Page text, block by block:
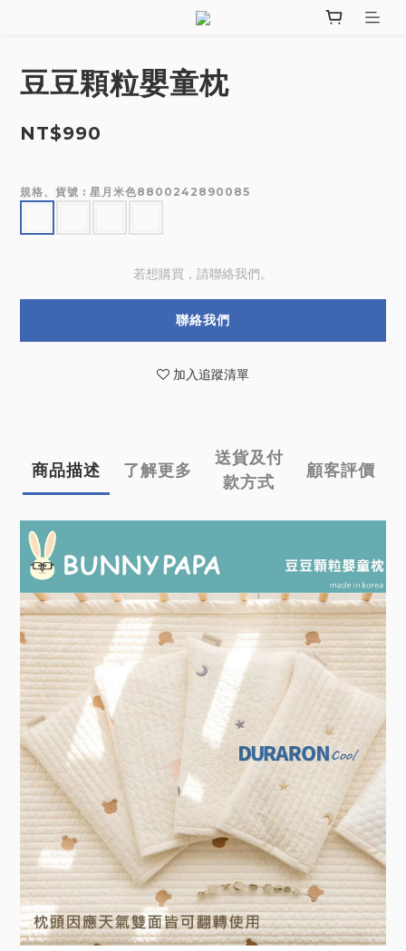
豆豆顆粒嬰童枕
NT$990
規格、貨號 : 星月米色8800242890085
若想購買，請聯絡我們。
聯絡我們
加入追蹤清單
商品描述 了解更多
送貨及付
款方式
顧客評價